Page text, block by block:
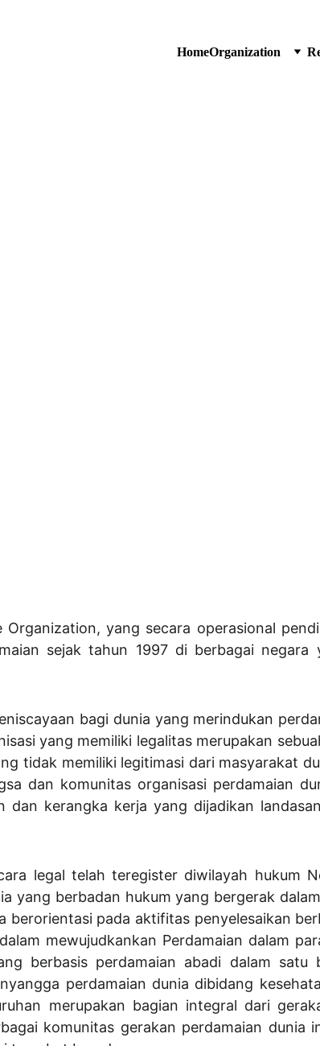
HomeOrganization
Organization, yang secara operasional
sejak tahun 1997 di berbagai
bagi dunia yang merindukan
yang memiliki legalitas merupakan
tidak memiliki legitimasi dari masyarakat
dan komunitas organisasi perdamaian
dan kerangka kerja yang dijadikan
legal telah teregister diwilayah hukum
yang berbadan hukum yang bergerak
pada aktifitas penyelesaikan
mewujudkankan Perdamaian dalam
berbasis perdamaian abadi dalam satu
perdamaian dunia dibidang
merupakan bagian integral dari
komunitas gerakan perdamaian